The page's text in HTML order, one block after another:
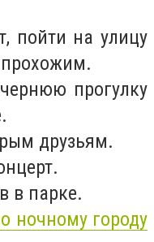
пойти на улицу
прогулку
друзьям.
в парке.
ночному городу